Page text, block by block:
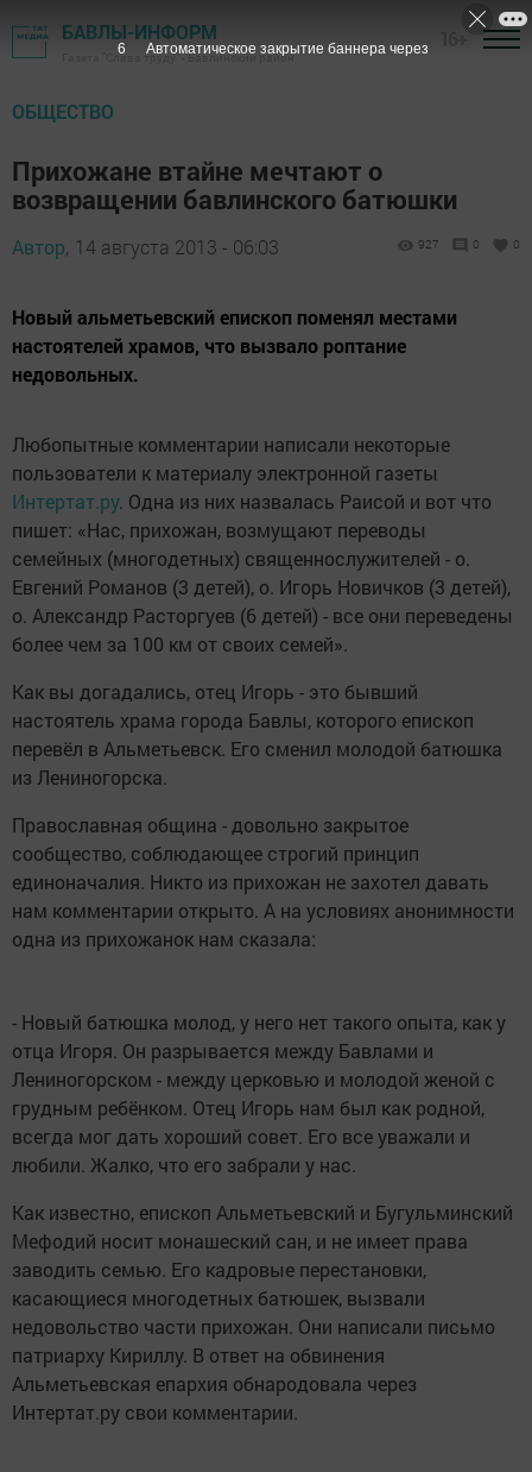
БАВЛЫ-ИНФОРМ
Газета "Слава труду" - Бавлинский район
ОБЩЕСТВО
Прихожане втайне мечтают о
возвращении бавлинского батюшки
Автор, 14 августа 2013 - 06:03 927 0 0
Новый альметьевский епископ поменял местами
настоятелей храмов, что вызвало роптание
недовольных.
Любопытные комментарии написали некоторые
пользователи к материалу электронной газеты
Интертат.ру. Одна из них назвалась Раисой и вот что
пишет: «Нас, прихожан, возмущают переводы
семейных (многодетных) священнослужителей - о.
Евгений Романов (3 детей), о. Игорь Новичков (3 детей),
о. Александр Расторгуев (6 детей) - все они переведены
более чем за 100 км от своих семей».
Как вы догадались, отец Игорь - это бывший
настоятель храма города Бавлы, которого епископ
перевёл в Альметьевск. Его сменил молодой батюшка
из Лениногорска.
Православная община - довольно закрытое
сообщество, соблюдающее строгий принцип
единоначалия. Никто из прихожан не захотел давать
нам комментарии открыто. А на условиях анонимности
одна из прихожанок нам сказала:
- Новый батюшка молод, у него нет такого опыта, как у
отца Игоря. Он разрывается между Бавлами и
Лениногорском - между церковью и молодой женой с
грудным ребёнком. Отец Игорь нам был как родной,
всегда мог дать хороший совет. Его все уважали и
любили. Жалко, что его забрали у нас.
Как известно, епископ Альметьевский и Бугульминский
Мефодий носит монашеский сан, и не имеет права
заводить семью. Его кадровые перестановки,
касающиеся многодетных батюшек, вызвали
недовольство части прихожан. Они написали письмо
патриарху Кириллу. В ответ на обвинения
Альметьевская епархия обнародовала через
Интертат.ру свои комментарии.
5 Автоматическое закрытие баннера через